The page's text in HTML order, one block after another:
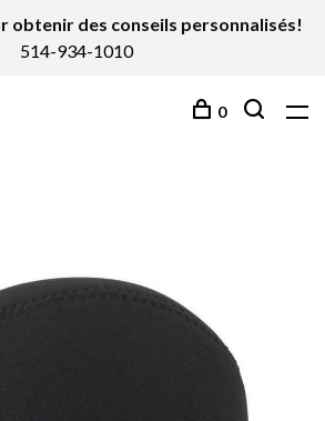
obtenir des conseils personnalisés!
514-934-1010
0